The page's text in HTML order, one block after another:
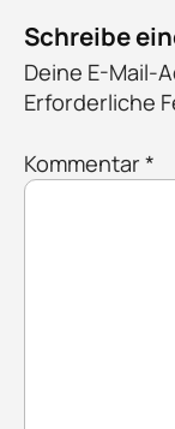
Schreibe
Deine E-Mail-
Erforderliche
Kommentar *